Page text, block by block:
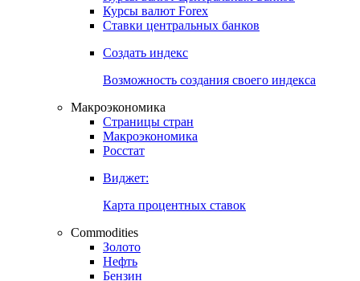
Индикаторы рынка
Поиск индексов
Курсы валют Центральных Банков
Ставки центральных банков
Создать индекс
Возможность создания своего индекса
Страницы стран
Росстат
Виджет:
Карта процентных ставок